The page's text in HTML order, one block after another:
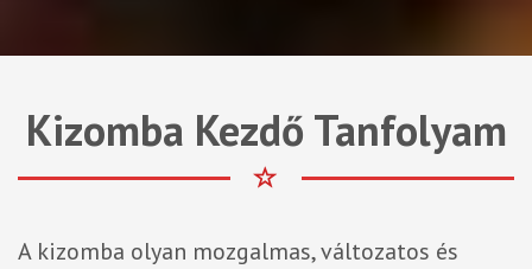
Kizomba Kezdő Tanfolyam
A kizomba olyan mozgalmas, változatos és